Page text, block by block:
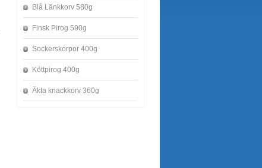
Blå Länkkorv 580g
Finsk Pirog 590g
Sockerskorpor 400g
Köttpirog 400g
Äkta knackkorv 360g